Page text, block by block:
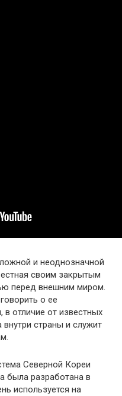
и неоднозначной
своим закрытым
перед внешним миром.
о ее
в отличие от известных
страны и служит
Северной Кореи
была разработана в
используется на